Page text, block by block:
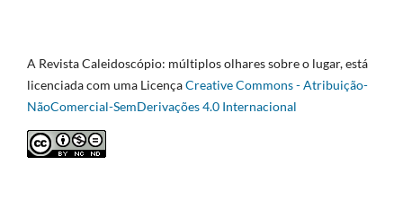
A Revista Caleidoscópio: múltiplos olhares sobre o lugar, está
licenciada com uma LicençaCreative Commons - Atribuição-
NãoComercial-SemDerivações 4.0 Internacional